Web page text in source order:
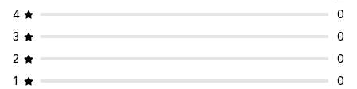
4
0
3
0
2
0
1
0